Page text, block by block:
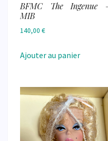
BFMC The Ingenue
MIB
140,00 €
Ajouter au panier